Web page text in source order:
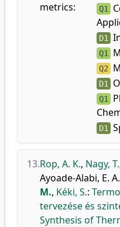
metrics:
Q1
D1
Q1
Q2
D1
Q1
D1
13.Rop, A. K., Nagy, T.
Ayoade-Alabi, E. A.
M., Kéki, S.:
tervezése és
Synthesis of